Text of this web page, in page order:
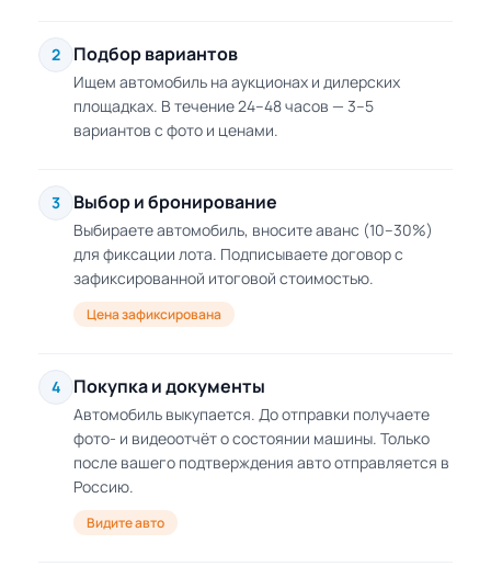
2 Подбор вариантов
Ищем автомобиль на аукционах и дилерских
площадках. В течение 24–48 часов — 3–5
вариантов с фото и ценами.
3 Выбор и бронирование
Выбираете автомобиль, вносите аванс (10–30%)
для фиксации лота. Подписываете договор с
зафиксированной итоговой стоимостью.
Цена зафиксирована
4 Покупка и документы
Автомобиль выкупается. До отправки получаете
фото- и видеоотчёт о состоянии машины. Только
после вашего подтверждения авто отправляется в
Россию.
Видите авто